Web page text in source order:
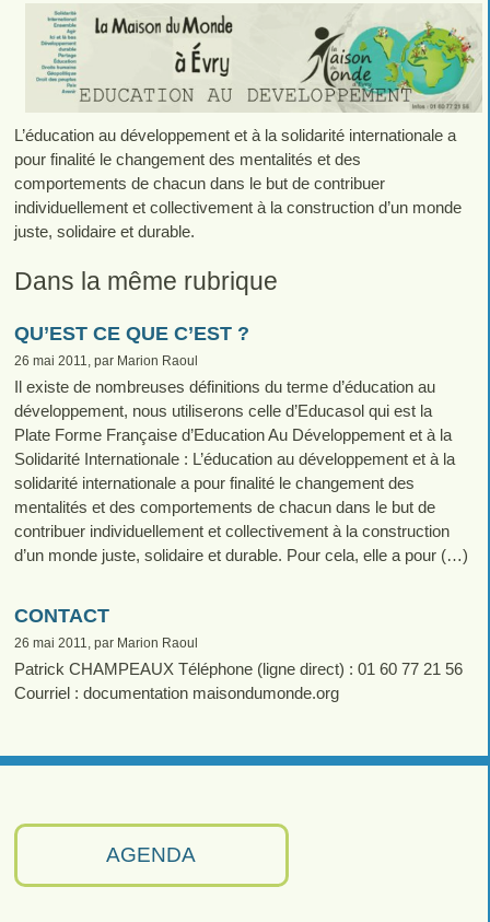
AGENDA
L’éducation au développement et à la solidarité internationale a
pour finalité le changement des mentalités et des
comportements de chacun dans le but de contribuer
individuellement et collectivement à la construction d’un monde
juste, solidaire et durable.
Dans la même rubrique
QU’EST CE QUE C’EST ?
26 mai 2011, par Marion Raoul
Il existe de nombreuses définitions du terme d’éducation au
développement, nous utiliserons celle d’Educasol qui est la
Plate Forme Française d’Education Au Développement et à la
Solidarité Internationale : L’éducation au développement et à la
solidarité internationale a pour finalité le changement des
mentalités et des comportements de chacun dans le but de
contribuer individuellement et collectivement à la construction
d’un monde juste, solidaire et durable. Pour cela, elle a pour (…)
CONTACT
26 mai 2011, par Marion Raoul
Patrick CHAMPEAUX Téléphone (ligne direct) : 01 60 77 21 56
Courriel : documentation maisondumonde.org